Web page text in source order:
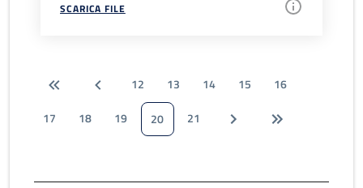
SCARICA FILE
12 13 14 15
16
17
18 19 20 21